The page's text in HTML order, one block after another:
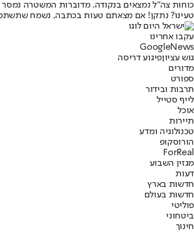
כוחות צה"ל נמצאים בנקודה. מדוברות המשטרה נמסר
טעינו? נתקן! אם מצאתם טעות בכתבה, נשמח
עקבו אחרינו
Googl eNews
גוש עציוןפיגוע דריסה
מדורים
ספורט
תרבות ובידור
לייף סטייל
אוכל
תיירות
טכנולוגיה ומדע
הורוסקופ
ForReal
מגזין השבוע
דעות
חדשות בארץ
חדשות בעולם
פוליטי
ביטחוני
חינוך